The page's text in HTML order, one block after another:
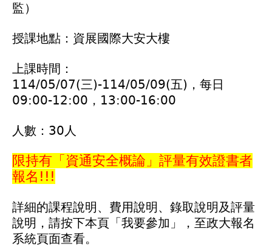
監）
授課地點：資展國際大安大樓
上課時間：
114/05/07(三)-114/05/09(五)，每日
09:00-12:00，13:00-16:00
人數：30人
限持有「資通安全概論」評量有效證書者
報名!!!
詳細的課程說明、費用說明、錄取說明及評量
說明，請按下本頁「我要參加」，至政大報名
系統頁面查看。